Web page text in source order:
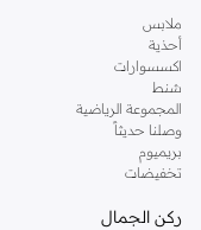
ملابس
أحذية
اكسسوارات
شنط
المجموعة الرياضية
وصلنا حديثاً
بريميوم
تخفيضات
ركن الجمال